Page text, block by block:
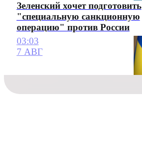
Зеленский хочет подготовить
"специальную санкционную
операцию" против России
03:03
7 АВГ